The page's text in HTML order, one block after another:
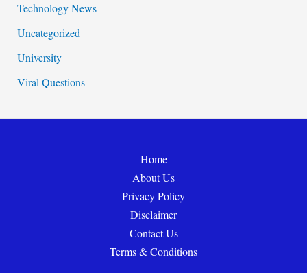
Technology News
Uncategorized
University
Viral Questions
Home
About Us
Privacy Policy
Disclaimer
Contact Us
Terms & Conditions